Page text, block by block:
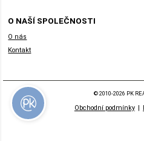
O NAŠÍ SPOLEČNOSTI
O nás
Kontakt
© 2010-2026 PK
Obchodní podmínky